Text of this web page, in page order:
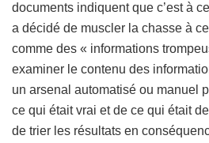
documents indiquent que c’est à
a décidé de muscler la chasse à
comme des « informations
examiner le contenu des
un arsenal automatisé ou manuel
ce qui était vrai et de ce qui était
de trier les résultats en